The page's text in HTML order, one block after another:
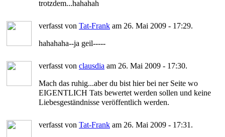
trotzdem...hahahah
verfasst von Tat-Frank am 26. Mai 2009 - 17:29.
hahahaha--ja geil-----
verfasst von clausdia am 26. Mai 2009 - 17:30.
Mach das ruhig...aber du bist hier bei ner Seite wo
EIGENTLICH Tats bewertet werden sollen und keine
Liebesgeständnisse veröffentlich werden.
verfasst von Tat-Frank am 26. Mai 2009 - 17:31.